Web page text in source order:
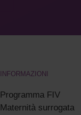
INFORMAZIONI
Programma FIV
Maternità surrogata